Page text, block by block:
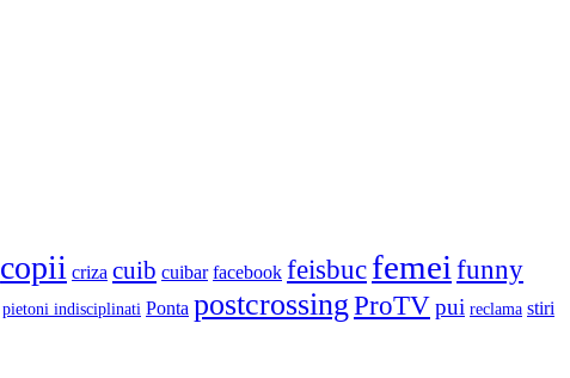
copii criza cuib cuibar facebook feisbuc femei funny
pietoni indisciplinati Ponta postcrossing ProTVpui reclama stiri